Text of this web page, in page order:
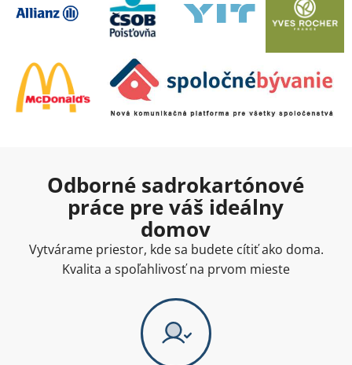
Odborné sadrokartónové
práce pre váš ideálny
domov
Vytvárame priestor, kde sa budete cítiť ako doma.
Kvalita a spoľahlivosť na prvom mieste